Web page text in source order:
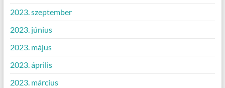
2023. szeptember
2023. június
2023. május
2023. április
2023. március